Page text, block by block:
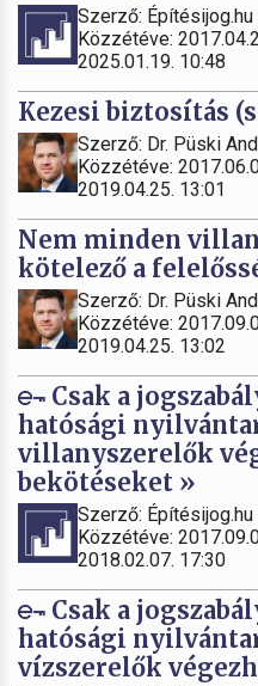
Szerző: Építésijog.hu
Közzétéve:
2025.01.19. 10:48
Kezesi biztosítás
Szerző: Dr. Püski
Közzétéve:
2019.04.25. 13:01
Nem minden
kötelező a
Szerző: Dr. Püski
Közzétéve:
2019.04.25. 13:02
Csak a
hatósági
villanyszerelők
bekötéseket »
Szerző: Építésijog.hu
Közzétéve:
2018.02.07. 17:30
Csak a
hatósági
vízszerelők